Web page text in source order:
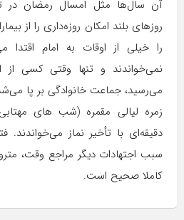
آن سال‌ها مثل امسال رمضان در
روزهاى بلند امکان روزه‌دارى را از
را خیلى از اوقات به امام اقتدا
نمى‌خواندند و تنها وقتى کسى از
مى‌رسید، جماعت خانوادگى بر پا
زمره لیالى مقمره (شب هاى
دقیقه‌اى با تأخیر نماز مى‌خواندند.
سبب اجتهادات دیگر مراجع وقت،
کاملا صحیح است.